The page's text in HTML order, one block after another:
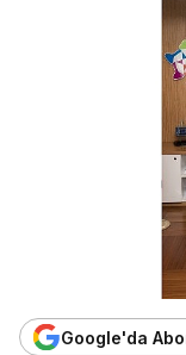
Google'da